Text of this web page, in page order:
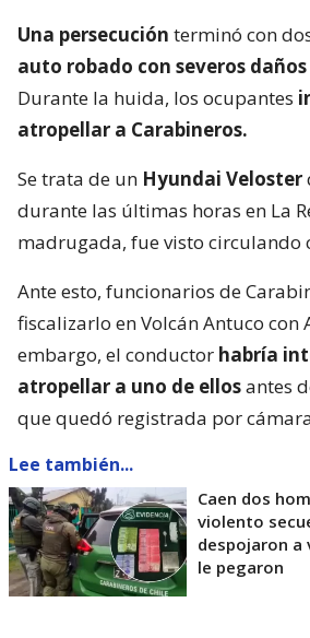
Una persecución terminó con
auto robado con severos daños
Durante la huida, los ocupantes
atropellar a Carabineros.
Se trata de un Hyundai Veloster
durante las últimas horas en La
madrugada, fue visto circulando
Ante esto, funcionarios de
fiscalizarlo en Volcán Antuco con
embargo, el conductor habría
atropellar a uno de ellosantes
que quedó registrada por
Lee también...
Caen dos
violento
despojaron a
le pegaron